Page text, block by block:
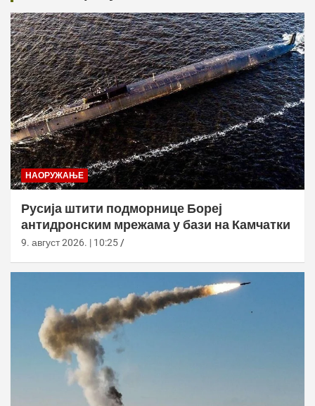
НАОРУЖАЊЕ
Русија штити подморнице Бореј
антидронским мрежама у бази на Камчатки
9. август 2026. | 10:25